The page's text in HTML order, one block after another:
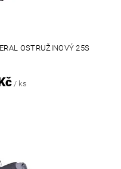
OSTRUŽINOVÝ 25S
/ ks